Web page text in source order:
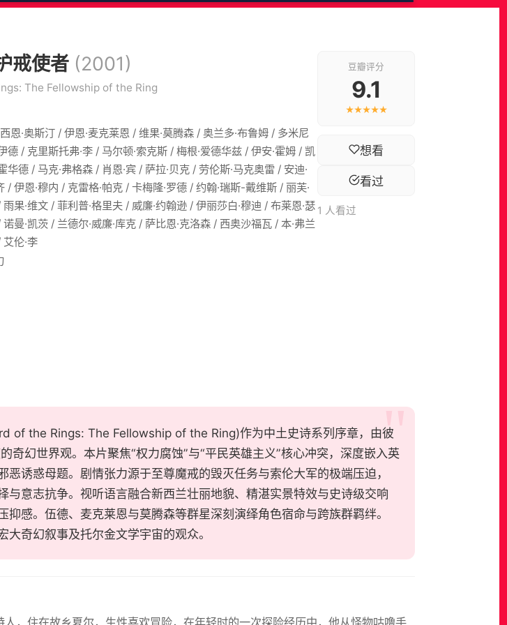
戒使者 (2001)
The Fellowship of the Ring
恩·奥斯汀 / 伊恩·麦克莱恩 / 维果·莫腾森 / 奥兰多·布鲁姆 / 多米尼
德 / 克里斯托弗·李 / 马尔顿·索克斯 / 梅根·爱德华兹 / 伊安·霍姆 / 凯
华德 / 马克·弗格森 / 肖恩·宾 / 萨拉·贝克 / 劳伦斯·马克奥雷 / 安迪·
/ 伊恩·穆内 / 克雷格·帕克 / 卡梅隆·罗德 / 约翰·瑞斯-戴维斯 / 丽芙·
果·维文 / 菲利普·格里夫 / 威廉·约翰逊 / 伊丽莎白·穆迪 / 布莱恩·瑟
曼·凯茨 / 兰德尔·威廉·库克 / 萨比恩·克洛森 / 西奥沙福瓦 / 本·弗兰
伦·李
豆瓣评分
9.1
★★★★★
想看
看过
1 人看过
of the Rings: The Fellowship of the Ring)作为中土史诗系列序章，由彼
奇幻世界观。本片聚焦“权力腐蚀”与“平民英雄主义”核心冲突，深度嵌入英
恶诱惑母题。剧情张力源于至尊魔戒的毁灭任务与索伦大军的极端压迫，
与意志抗争。视听语言融合新西兰壮丽地貌、精湛实景特效与史诗级交响
抑感。伍德、麦克莱恩与莫腾森等群星深刻演绎角色宿命与跨族群羁绊。
奇幻叙事及托尔金文学宇宙的观众。